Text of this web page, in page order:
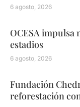
6 agosto, 2026
OCESA impulsa
estadios
6 agosto, 2026
Fundación
reforestación